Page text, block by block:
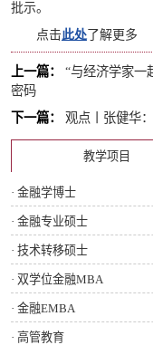
批示。
点击此处了解更多
上一篇：
“与经济学家一
密码
下一篇：
观点丨张健华
教学项目
· 金融学博士
· 金融专业硕士
· 技术转移硕士
· 双学位金融MBA
· 金融EMBA
· 高管教育